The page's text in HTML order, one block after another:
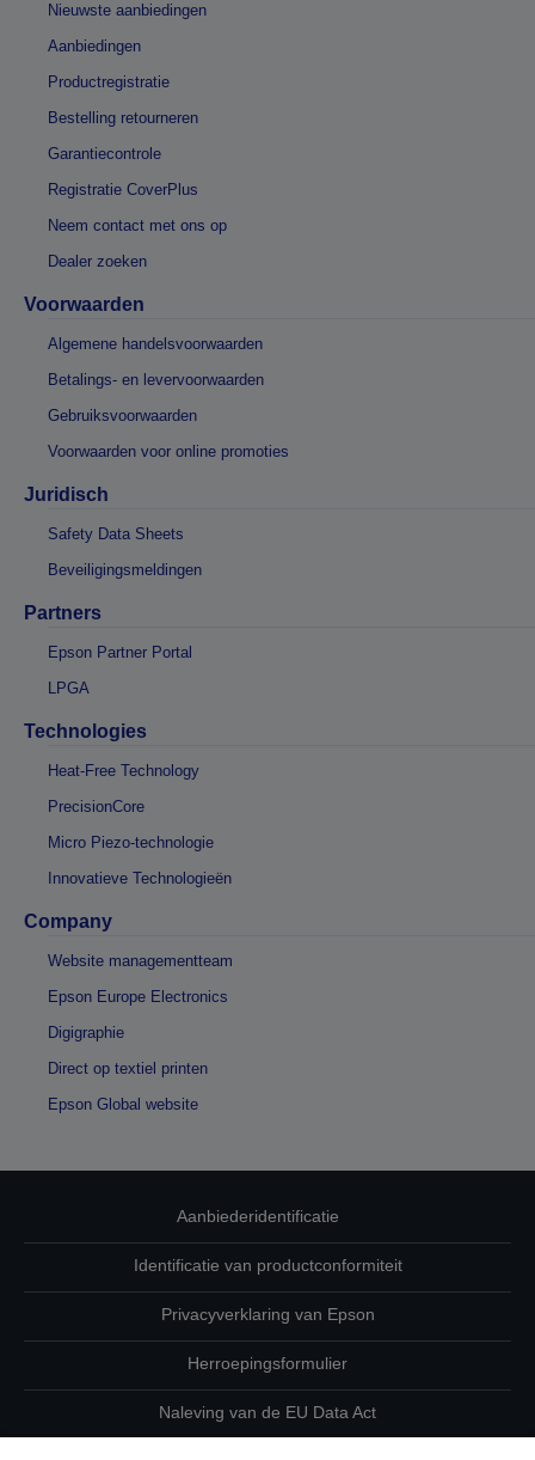
Nieuwste aanbiedingen
Aanbiedingen
Productregistratie
Bestelling retourneren
Garantiecontrole
Registratie CoverPlus
Neem contact met ons op
Dealer zoeken
Voorwaarden
Algemene handelsvoorwaarden
Betalings- en levervoorwaarden
Gebruiksvoorwaarden
Voorwaarden voor online promoties
Juridisch
Safety Data Sheets
Beveiligingsmeldingen
Partners
Epson Partner Portal
LPGA
Technologies
Heat-Free Technology
PrecisionCore
Micro Piezo-technologie
Innovatieve Technologieën
Company
Website managementteam
Epson Europe Electronics
Digigraphie
Direct op textiel printen
Epson Global website
Aanbiederidentificatie
Identificatie van productconformiteit
Privacyverklaring van Epson
Herroepingsformulier
Naleving van de EU Data Act